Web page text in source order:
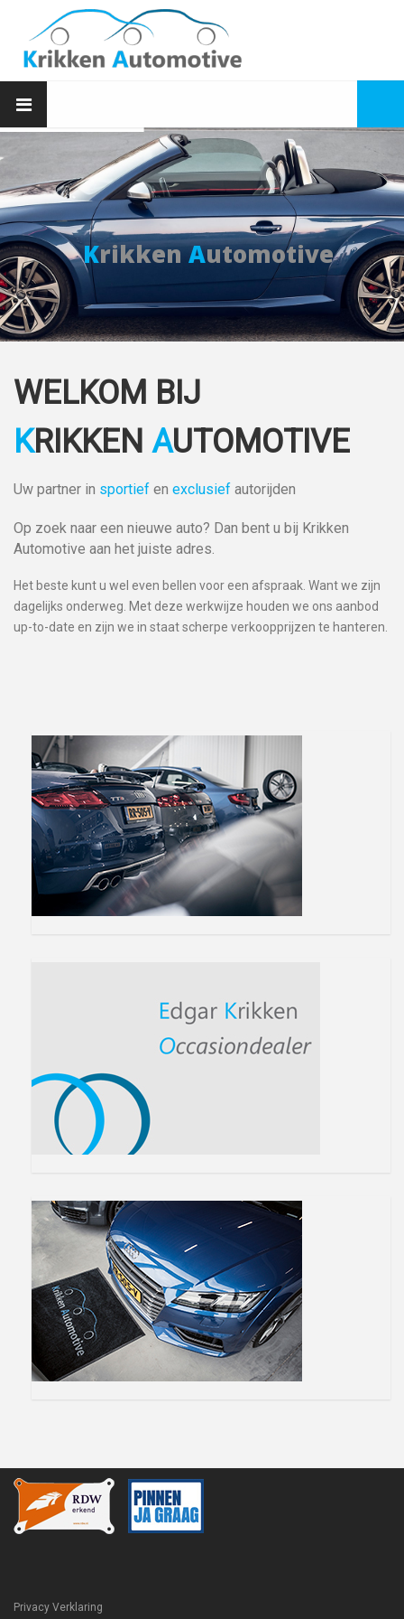
KrikkenAutomotive
WELKOM BIJ
KRIKKEN AUTOMOTIVE
Uw partner in sportief en exclusief autorijden
Op zoek naar een nieuwe auto? Dan bent u bij Krikken
Automotive aan het juiste adres.
Het beste kunt u wel even bellen voor een afspraak. Want we zijn
dagelijks onderweg. Met deze werkwijze houden we ons aanbod
up-to-date en zijn we in staat scherpe verkoopprijzen te hanteren.
Privacy Verklaring